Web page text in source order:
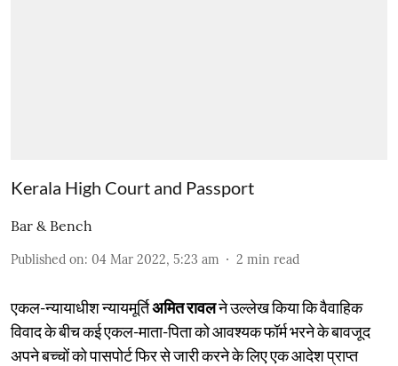
Kerala High Court and Passport
Bar & Bench
Published on: 04 Mar 2022, 5:23 am 2 min read
एकल-न्यायाधीश न्यायमूर्तिअमित रावलने उल्लेख किया कि वैवाहिक
विवाद के बीच कई एकल-माता-पिता को आवश्यक फॉर्म भरने के बावजूद
अपने बच्चों को पासपोर्ट फिर से जारी करने के लिए एक आदेश प्राप्त